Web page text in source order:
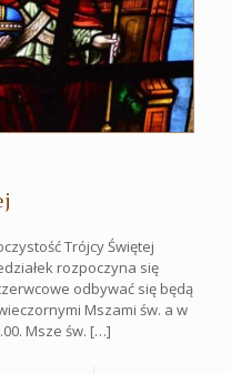
Trójcy Świętej
rozpoczyna się
odbywać się będą
Mszami św. a w
Msze św. […]